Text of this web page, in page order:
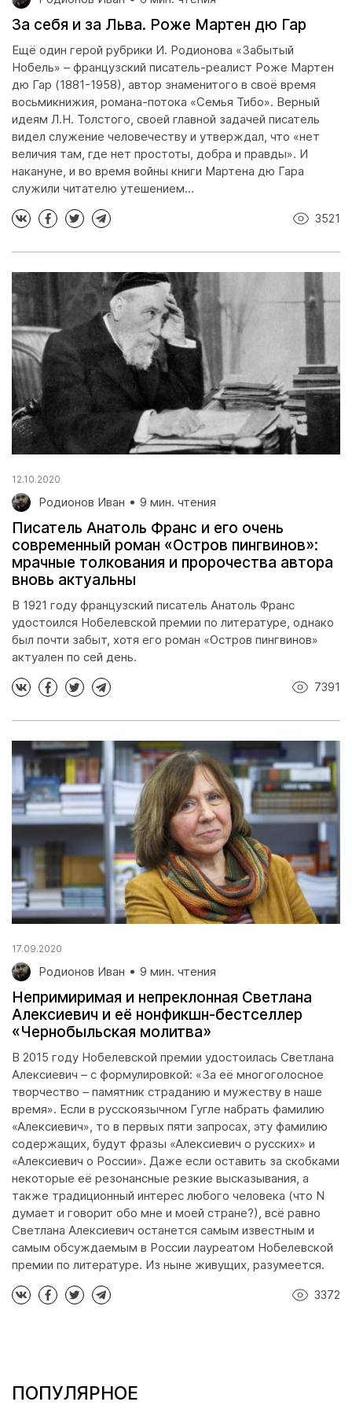
За себя и за Льва. Роже Мартен дю Гар
Ещё один герой рубрики И. Родионова «Забытый
Нобель» – французский писатель-реалист Роже Мартен
дю Гар (1881-1958), автор знаменитого в своё время
восьмикнижия, романа-потока «Семья Тибо». Верный
идеям Л.Н. Толстого, своей главной задачей писатель
видел служение человечеству и утверждал, что «нет
величия там, где нет простоты, добра и правды». И
накануне, и во время войны книги Мартена дю Гара
служили читателю утешением...
3521
12.10.2020
Родионов Иван 9 мин. чтения
Писатель Анатоль Франс и его очень
современный роман «Остров пингвинов»:
мрачные толкования и пророчества автора
вновь актуальны
В 1921 году французский писатель Анатоль Франс
удостоился Нобелевской премии по литературе, однако
был почти забыт, хотя его роман «Остров пингвинов»
актуален по сей день.
7391
17.09.2020
Родионов Иван 9 мин. чтения
Непримиримая и непреклонная Светлана
Алексиевич и её нонфикшн-бестселлер
«Чернобыльская молитва»
В 2015 году Нобелевской премии удостоилась Светлана
Алексиевич – с формулировкой: «За её многоголосное
творчество – памятник страданию и мужеству в наше
время». Если в русскоязычном Гугле набрать фамилию
«Алексиевич», то в первых пяти запросах, эту фамилию
содержащих, будут фразы «Алексиевич о русских» и
«Алексиевич о России». Даже если оставить за скобками
некоторые её резонансные резкие высказывания, а
также традиционный интерес любого человека (что N
думает и говорит обо мне и моей стране?), всё равно
Светлана Алексиевич останется самым известным и
самым обсуждаемым в России лауреатом Нобелевской
премии по литературе. Из ныне живущих, разумеется.
3372
ПОПУЛЯРНОЕ